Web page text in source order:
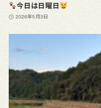
今日は日曜日
2026年5月3日